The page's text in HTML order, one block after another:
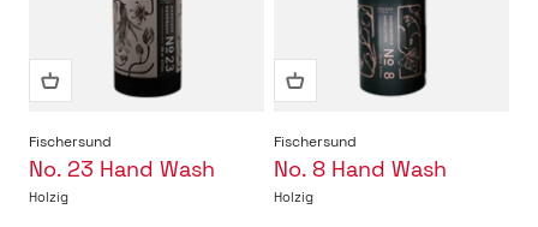
Fischersund
No. 23 Hand Wash
Holzig
Fischersund
No. 8 Hand Wash
Holzig